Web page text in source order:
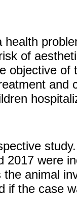
health
of
objective
and
2017 were
animal
if the case